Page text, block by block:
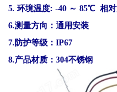
5. 环境温度: -40 ～ 85℃ 相
6.测量方向：通用安装
7.防护等级：IP67
8.产品材质：304不锈钢